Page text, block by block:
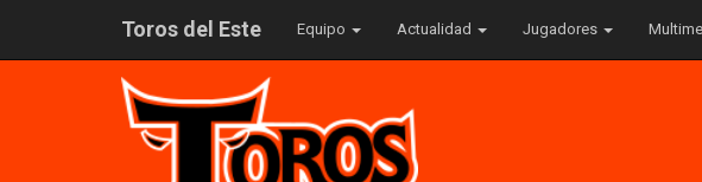
Toros del Este Equipo Actualidad Jugadores